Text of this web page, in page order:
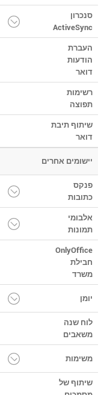
סנכרון
ActiveSync
העברת
הודעות
דואר
רשימות
תפוצה
שיתוף תיבת
דואר
יישומים אחרים
פנקס
כתובות
אלבומי
תמונות
OnlyOffice
חבילת
משרד
יומן
לוח שנה
משאבים
משימות
שיתוף של